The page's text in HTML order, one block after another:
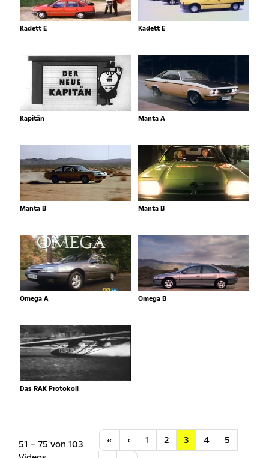
Kadett E Kadett E
Kapitän Manta A
Manta B Manta B
Omega A Omega B
Das RAK Protokoll
51 – 75 von 103
« Anfang
‹ Vorherige
1 2 3 4
5